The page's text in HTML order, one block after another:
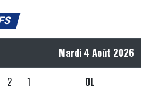
Mardi 4 Août 2026
2 1 OL